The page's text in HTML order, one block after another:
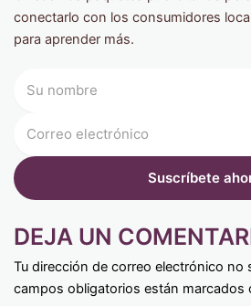
conectarlo con los consumidores
para aprender más.
DEJA UN
Tu dirección de correo electrónico no
campos obligatorios están marcados